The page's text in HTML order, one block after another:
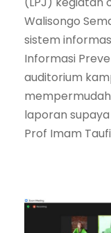
Walisongo
sistem
Informasi
auditorium
laporan
Prof Imam